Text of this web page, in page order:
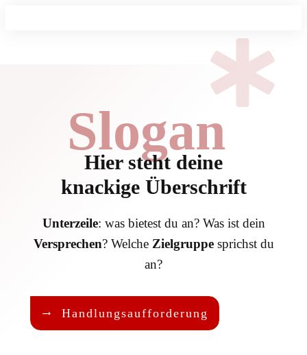
Slogan
Hier steht deine
knackige Überschrift
Unterzeile: was bietest du an? Was ist dein
Versprechen? Welche Zielgruppesprichst du
an?
Handlungsaufforderung